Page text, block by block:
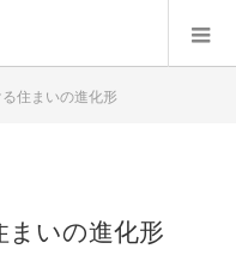
住まいの進化形
まいの進化形